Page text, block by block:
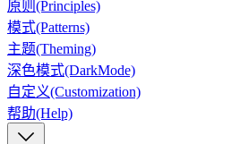
原则(Principles)
模式(Patterns)
主题(Theming)
深色模式(DarkMode)
自定义(Customization)
帮助(Help)